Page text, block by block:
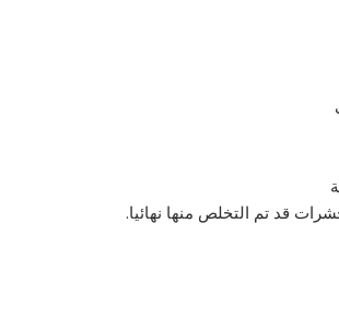
قد تم التخلص منها نهائيا.